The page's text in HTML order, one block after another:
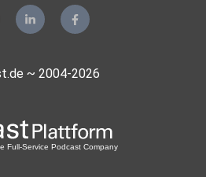
~ 2004-2026